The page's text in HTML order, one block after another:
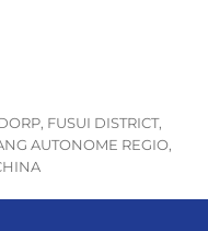
FUSUI DISTRICT,
AUTONOME REGIO,